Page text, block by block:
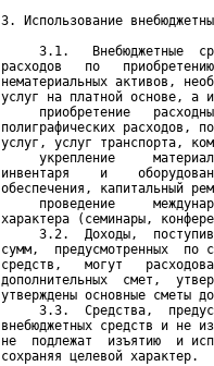
3. Использование
3.1.   Внебюджетные
расходов   по
нематериальных активов,
услуг на платной основе, а
приобретение
полиграфических расходов,
услуг, услуг транспорта,
укрепление
инвентаря    и
обеспечения, капитальный
проведение
характера (семинары,
3.2.  Доходы,
сумм,  предусмотренных  по
средств,   могут
дополнительных  смет,
утверждены основные сметы
3.3.  Средства,
внебюджетных средств и не
не  подлежат  изъятию  и
сохраняя целевой характер.